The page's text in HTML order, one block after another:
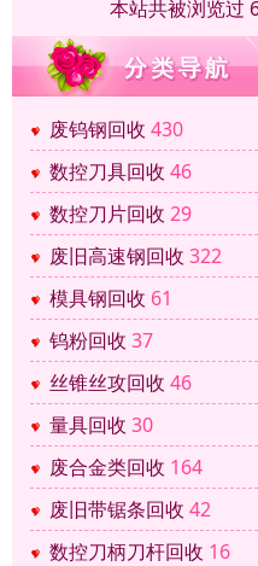
本站共被浏览过
废钨钢回收 430
数控刀具回收 46
数控刀片回收 29
废旧高速钢回收 322
模具钢回收 61
钨粉回收 37
丝锥丝攻回收 46
量具回收 30
废合金类回收 164
废旧带锯条回收 42
数控刀柄刀杆回收 16